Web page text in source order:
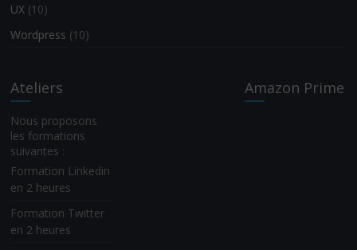
UX (10)
Wordpress (10)
Ateliers
Nous proposons
les formations
suivantes :
Formation Linkedin
en 2 heures
Formation Twitter
en 2 heures
Amazon Prime